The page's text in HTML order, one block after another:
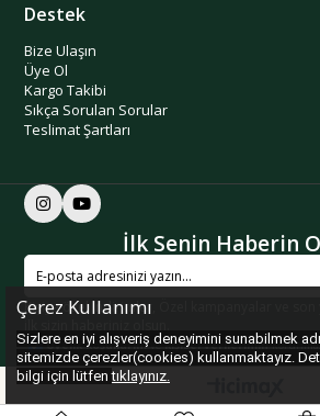
Destek
Bize Ulaşın
Üye Ol
Kargo Takibi
Sıkça Sorulan Sorular
Teslimat Şartları
İlk Senin Haberin
Kişiye özel indirimler, Özel kampanyalar ve
Üyelik koşullarınıvekişisel verilerimin
Çerez Kullanımı
Sizlere en iyi alışveriş deneyimini sunabilmek
sitemizde çerezler(cookies) kullanmaktayız.
bilgi için lütfentıklayınız.